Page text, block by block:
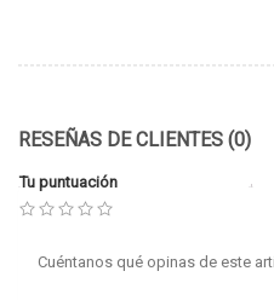
RESEÑAS DE CLIENTES (0)
Tu puntuación